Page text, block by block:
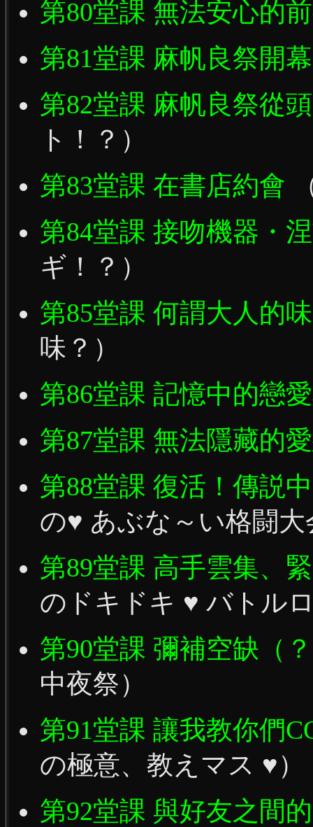
第80堂課 無法安心的
第81堂課 麻帆良祭開
第82堂課 麻帆良祭從
ト！？）
第83堂課 在書店約會
第84堂課 接吻機器・
ギ！？）
第85堂課 何謂大人的
味？）
第86堂課 記憶中的戀
第87堂課 無法隱藏的
第88堂課 復活！傳説
の♥ あぶな～い格闘大
第89堂課 高手雲集、
のドキドキ ♥ バトル
第90堂課 彌補空缺（
中夜祭）
第91堂課 讓我教你們
の極意、教えマス ♥）
第92堂課 與好友之間